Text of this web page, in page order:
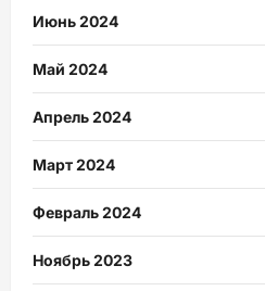
Июнь 2024
Май 2024
Апрель 2024
Март 2024
Февраль 2024
Ноябрь 2023